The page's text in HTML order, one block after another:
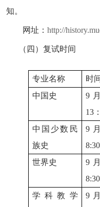
知。
网址：http://
（四）复试时间
专业名称 时
中国史
9
13：
中国少数民
族史
9
8:30
世界史 9
8:30
学科教学
9